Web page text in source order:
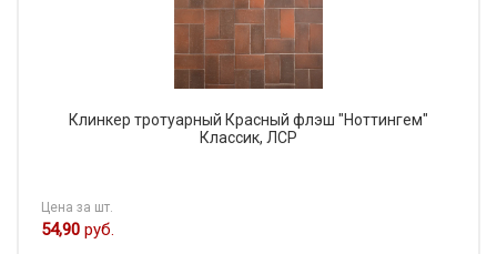
Клинкер тротуарный Красный флэш "Ноттингем"
Классик, ЛСР
Цена за шт.
54,90 руб.